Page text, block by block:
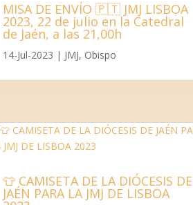
MISA DE ENVÍO 🇵🇹 JMJ LISBOA
2023, 22 de julio en la Catedral
de Jaén, a las 21,00h
14-Jul-2023 | JMJ, Obispo
👕 CAMISETA DE LA DIÓCESIS DE
JAÉN PARA LA JMJ DE LISBOA